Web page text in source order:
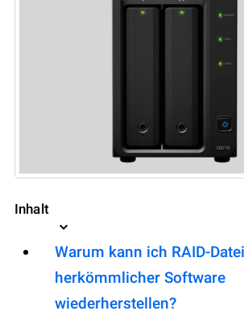
Inhalt
Warum kann ich RAID-
herkömmlicher Software
wiederherstellen?